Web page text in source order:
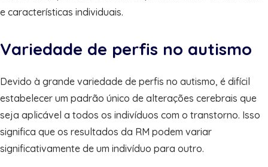
e características individuais.
Variedade de perfis no autismo
Devido à grande variedade de perfis no autismo, é difícil
estabelecer um padrão único de alterações cerebrais que
seja aplicável a todos os indivíduos com o transtorno. Isso
significa que os resultados da RM podem variar
significativamente de um indivíduo para outro.